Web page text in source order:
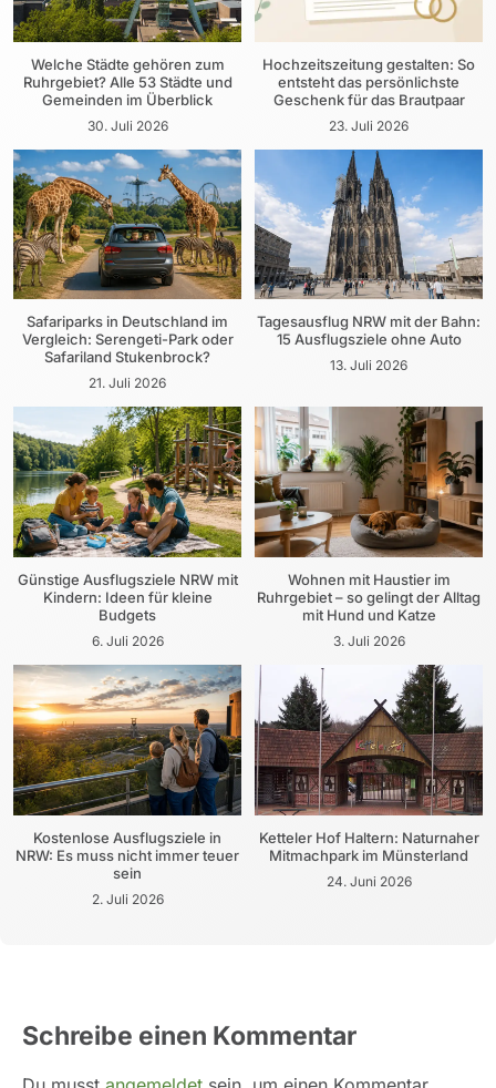
Welche Städte gehören zum
Ruhrgebiet? Alle 53 Städte und
Gemeinden im Überblick
30. Juli 2026
Hochzeitszeitung gestalten: So
entsteht das persönlichste
Geschenk für das Brautpaar
23. Juli 2026
Safariparks in Deutschland im
Vergleich: Serengeti-Park oder
Safariland Stukenbrock?
21. Juli 2026
Tagesausflug NRW mit der Bahn:
15 Ausflugsziele ohne Auto
13. Juli 2026
Günstige Ausflugsziele NRW mit
Kindern: Ideen für kleine
Budgets
6. Juli 2026
Wohnen mit Haustier im
Ruhrgebiet – so gelingt der Alltag
mit Hund und Katze
3. Juli 2026
Kostenlose Ausflugsziele in
NRW: Es muss nicht immer teuer
sein
2. Juli 2026
Ketteler Hof Haltern: Naturnaher
Mitmachpark im Münsterland
24. Juni 2026
Schreibe einen Kommentar